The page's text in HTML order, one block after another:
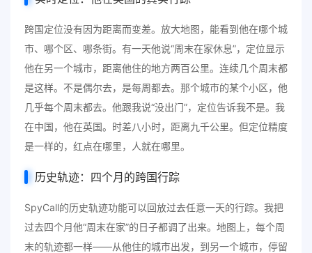
跨国定位没有因为距离而变差。放大地图，能看到他在哪个城
市、哪个区、哪条街。有一天他说“周末在家休息”，定位显示
他在另一个城市，距离他住的地方两百公里。连续几个周末都
是这样。不是偶尔去，是每周都去。那个城市的某个小区，他
几乎每个周末都去。他跟我说“没出门”，定位告诉我不是。我
在中国，他在英国。时差八小时，距离九千公里。但定位精度
是一样的，红点在哪里，人就在哪里。
历史轨迹：四个月的跨国行踪
SpyCall的历史轨迹功能可以回放过去任意一天的行踪。我把
过去四个月他“周末在家”的日子都调了出来。地图上，每个周
末的轨迹都一样——从他住的城市出发，到另一个城市，停留